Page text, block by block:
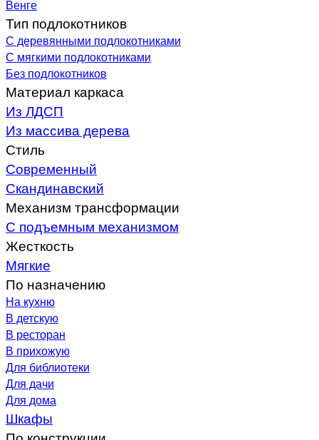
Венге
Тип подлокотников
С деревянными подлокотниками
С мягкими подлокотниками
Без подлокотников
Материал каркаса
Из ЛДСП
Из массива дерева
Стиль
Современный
Скандинавский
Механизм трансформации
С подъемным механизмом
Жесткость
Мягкие
По назначению
На кухню
В детскую
В ресторан
В прихожую
Для библиотеки
Для дачи
Для дома
Шкафы